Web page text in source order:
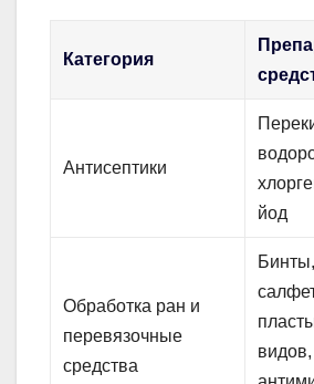
Категория
Антисептики
йод
Обработка ран и
перевязочные
средства
видов,